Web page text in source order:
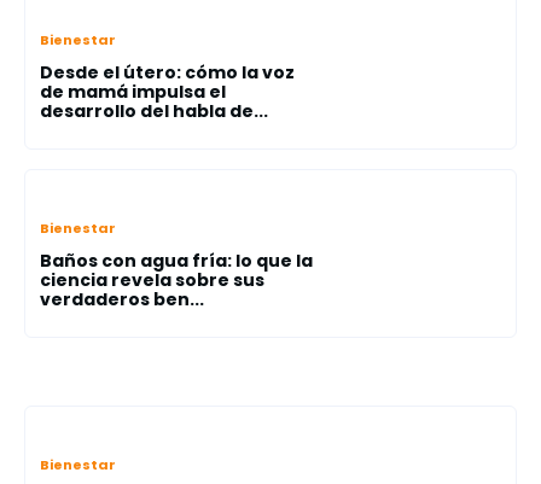
Bienestar
Desde el útero: cómo la voz
de mamá impulsa el
desarrollo del habla de...
Bienestar
Baños con agua fría: lo que la
ciencia revela sobre sus
verdaderos ben...
Bienestar